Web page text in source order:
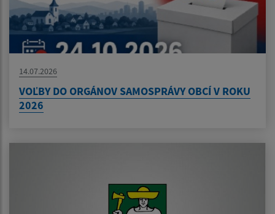
14.07.2026
VOĽBY DO ORGÁNOV SAMOSPRÁVY OBCÍ V ROKU
2026